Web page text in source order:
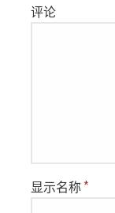
评论
显示名称*